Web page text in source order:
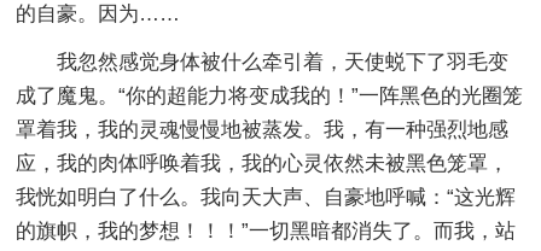
的自豪。因为……
我忽然感觉身体被什么牵引着，天使蜕下了羽毛变
成了魔鬼。“你的超能力将变成我的！”一阵黑色的光圈笼
罩着我，我的灵魂慢慢地被蒸发。我，有一种强烈地感
应，我的肉体呼唤着我，我的心灵依然未被黑色笼罩，
我恍如明白了什么。我向天大声、自豪地呼喊：“这光辉
的旗帜，我的梦想！！！”一切黑暗都消失了。而我，站